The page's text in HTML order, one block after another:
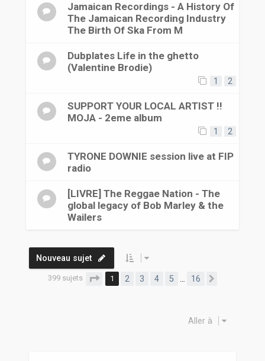
Jamaican Recordings - A History Of
The Jamaican Recording Industry
The Birth Of Ska From M
Dubplates Life in the ghetto
(Valentine Brodie)
1 2
SUPPORT YOUR LOCAL ARTIST !!
MOJA - 2eme album
1 2
TYRONE DOWNIE session live at FIP
radio
[LIVRE] The Reggae Nation - The
global legacy of Bob Marley & the
Wailers
Nouveau sujet
399 sujets Page 1sur
1 2 3 4 5 16
Aller à